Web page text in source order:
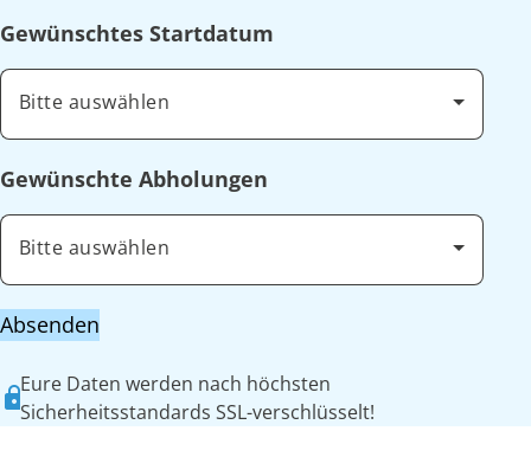
Gewünschtes Startdatum
Bitte auswählen
Gewünschte Abholungen
Bitte auswählen
Absenden
Eure Daten werden nach höchsten
Sicherheitsstandards SSL-verschlüsselt!